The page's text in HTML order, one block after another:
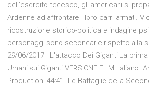
dell’esercito tedesco, gli americani si
Ardenne ad affrontare i loro carri armati.
ricostruzione storico-politica e indagine
personaggi sono secondarie rispetto alla
29/06/2017 · L'attacco Dei Giganti La
Umani sui Giganti VERSIONE FILM Italiano.
Production. 44:41. Le Battaglie della